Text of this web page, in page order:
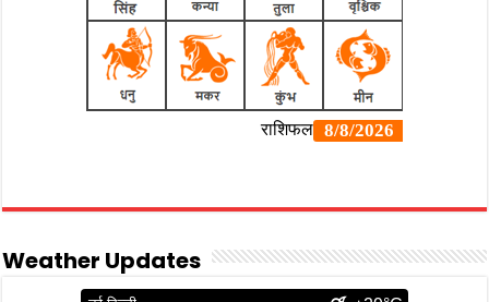
Weather Updates